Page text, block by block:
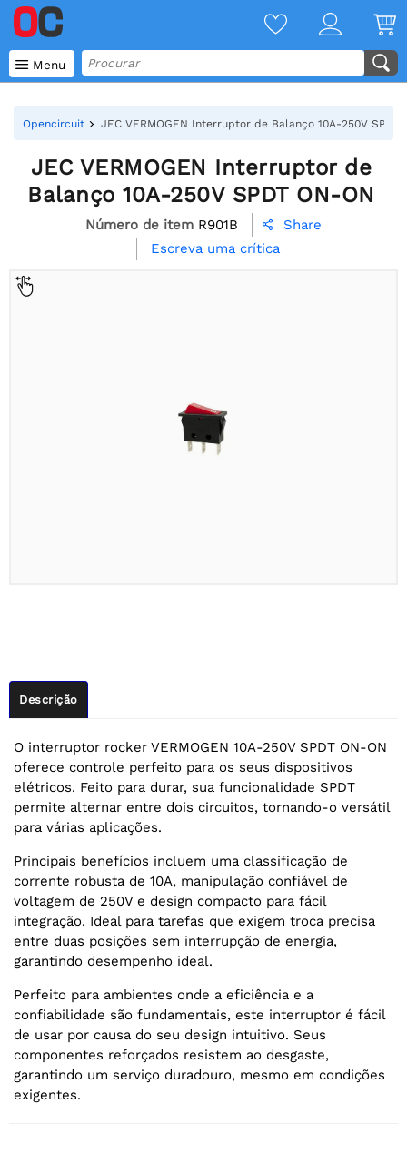
 Menu
Opencircuit JEC VERMOGEN Interruptor de Balanço 10A-250V SPDT
JEC VERMOGEN Interruptor de
Balanço 10A-250V SPDT ON-ON
Número de item R901B 
Share
Escreva uma crítica
Descrição
O interruptor rocker VERMOGEN 10A-250V SPDT ON-ON
oferece controle perfeito para os seus dispositivos
elétricos. Feito para durar, sua funcionalidade SPDT
permite alternar entre dois circuitos, tornando-o versátil
para várias aplicações.
Principais benefícios incluem uma classificação de
corrente robusta de 10A, manipulação confiável de
voltagem de 250V e design compacto para fácil
integração. Ideal para tarefas que exigem troca precisa
entre duas posições sem interrupção de energia,
garantindo desempenho ideal.
Perfeito para ambientes onde a eficiência e a
confiabilidade são fundamentais, este interruptor é fácil
de usar por causa do seu design intuitivo. Seus
componentes reforçados resistem ao desgaste,
garantindo um serviço duradouro, mesmo em condições
exigentes.